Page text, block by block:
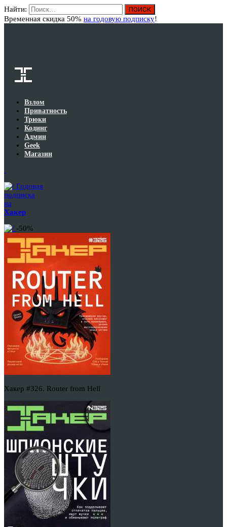
Найти:
Временная скидка 50% на годовую подписку!
Взлом
Приватность
Трюки
Кодинг
Админ
Geek
Магазин
Годовая
подписка
на
Хакер
-50%
Хакер #326. Router from Hell